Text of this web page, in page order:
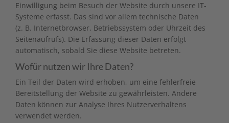
Einwilligung beim Besuch der Website durch unsere IT-
Systeme erfasst. Das sind vor allem technische Daten
(z. B. Internetbrowser, Betriebssystem oder Uhrzeit des
Seitenaufrufs). Die Erfassung dieser Daten erfolgt
automatisch, sobald Sie diese Website betreten.
Wofür nutzen wir Ihre Daten?
Ein Teil der Daten wird erhoben, um eine fehlerfreie
Bereitstellung der Website zu gewährleisten. Andere
Daten können zur Analyse Ihres Nutzerverhaltens
verwendet werden.